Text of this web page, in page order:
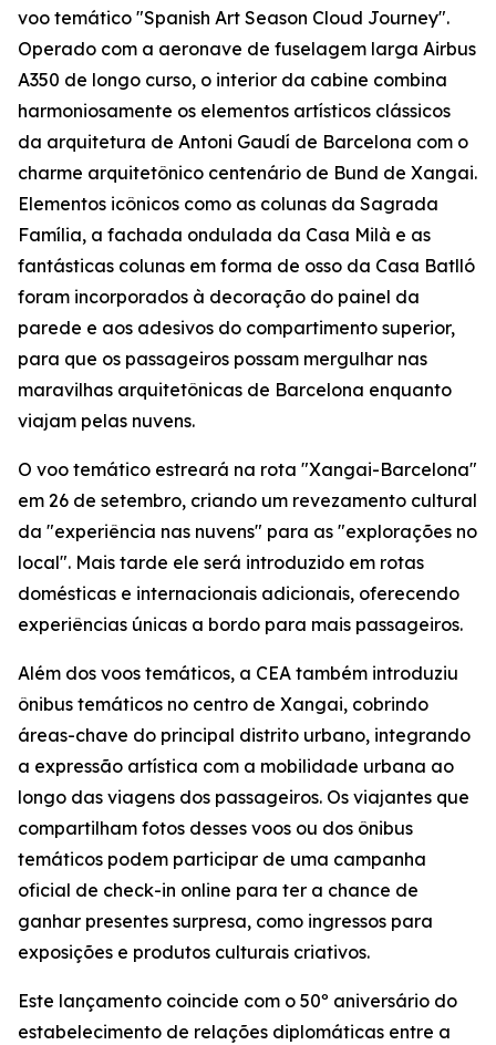
voo temático "Spanish Art Season Cloud Journey".
Operado com a aeronave de fuselagem larga Airbus
A350 de longo curso, o interior da cabine combina
harmoniosamente os elementos artísticos clássicos
da arquitetura de Antoni Gaudí de Barcelona com o
charme arquitetônico centenário de Bund de Xangai.
Elementos icônicos como as colunas da Sagrada
Família, a fachada ondulada da Casa Milà e as
fantásticas colunas em forma de osso da Casa Batlló
foram incorporados à decoração do painel da
parede e aos adesivos do compartimento superior,
para que os passageiros possam mergulhar nas
maravilhas arquitetônicas de Barcelona enquanto
viajam pelas nuvens.
O voo temático estreará na rota "Xangai-Barcelona"
em 26 de setembro, criando um revezamento cultural
da "experiência nas nuvens" para as "explorações no
local". Mais tarde ele será introduzido em rotas
domésticas e internacionais adicionais, oferecendo
experiências únicas a bordo para mais passageiros.
Além dos voos temáticos, a CEA também introduziu
ônibus temáticos no centro de Xangai, cobrindo
áreas-chave do principal distrito urbano, integrando
a expressão artística com a mobilidade urbana ao
longo das viagens dos passageiros. Os viajantes que
compartilham fotos desses voos ou dos ônibus
temáticos podem participar de uma campanha
oficial de check-in online para ter a chance de
ganhar presentes surpresa, como ingressos para
exposições e produtos culturais criativos.
Este lançamento coincide com o 50º aniversário do
estabelecimento de relações diplomáticas entre a